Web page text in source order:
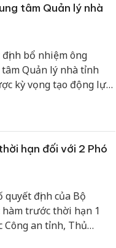
tâm Quản lý nhà
bổ nhiệm ông
Quản lý nhà tỉnh
kỳ vọng tạo động lực
hạn đối với 2 Phó
định của Bộ
hàm trước thời hạn 1
Công an tỉnh, Thủ